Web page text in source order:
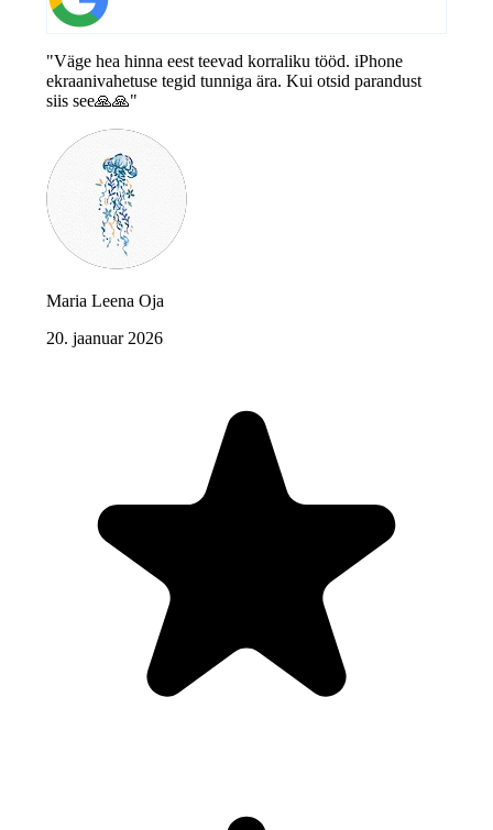
"Väge hea hinna eest teevad korraliku tööd. iPhone
ekraanivahetuse tegid tunniga ära. Kui otsid parandust
siis see🙏🙏"
Maria Leena Oja
20. jaanuar 2026